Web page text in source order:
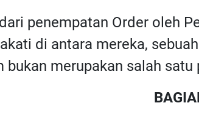
penempatan Order oleh
di antara mereka,
merupakan salah satu